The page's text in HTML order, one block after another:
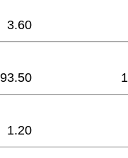
3.60
93.50
1.20